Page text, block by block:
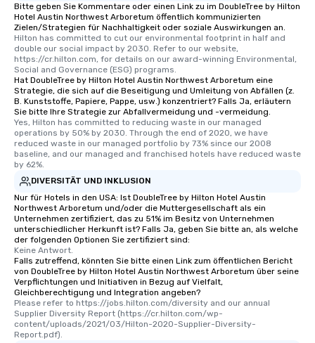
booked to the minute it concludes.
Since the menu is already set, you
have nothing to worry about. Just
remember to submit ahead of the tour
date any dietary restrictions and food
allergies for anyone in your group.
Feel Like a VIP at Each Stop With Lip
Smacking Foodie Tours, you and your
group members never have to worry
about waiting in line to get into a top
restaurant or being shown to a less
than desirable table. On our tours,
immediate seating upon arrival.
What’s more, your group may receive
a special warm welcome personally
from the restaurant chef. Menus can
be printed featuring your logo, too,
which can be an added bonus for all
those Instagram moments you share.
For added ease, we can even arrange
transportation pick-up and drop-off,
as well as an event photographer. And
Bitte geben Sie Kommentare oder einen Link zu im DoubleTree by Hilton
Hotel Austin Northwest Arboretum öffentlich kommunizierten
Zielen/Strategien für Nachhaltigkeit oder soziale Auswirkungen an.
Hilton has committed to cut our environmental footprint in half and
double our social impact by 2030. Refer to our website,
https://cr.hilton.com, for details on our award-winning Environmental,
Social and Governance (ESG) programs.
Hat DoubleTree by Hilton Hotel Austin Northwest Arboretum eine
Strategie, die sich auf die Beseitigung und Umleitung von Abfällen (z.
B. Kunststoffe, Papiere, Pappe, usw.) konzentriert? Falls Ja, erläutern
Sie bitte Ihre Strategie zur Abfallvermeidung und -vermeidung.
Yes, Hilton has committed to reducing waste in our managed
operations by 50% by 2030. Through the end of 2020, we have
reduced waste in our managed portfolio by 73% since our 2008
baseline, and our managed and franchised hotels have reduced waste
by 62%.
DIVERSITÄT UND INKLUSION
Nur für Hotels in den USA: Ist DoubleTree by Hilton Hotel Austin
Northwest Arboretum und/oder die Muttergesellschaft als ein
Unternehmen zertifiziert, das zu 51% im Besitz von Unternehmen
unterschiedlicher Herkunft ist? Falls Ja, geben Sie bitte an, als welche
der folgenden Optionen Sie zertifiziert sind:
Keine Antwort.
Falls zutreffend, könnten Sie bitte einen Link zum öffentlichen Bericht
von DoubleTree by Hilton Hotel Austin Northwest Arboretum über seine
Verpflichtungen und Initiativen in Bezug auf Vielfalt,
Gleichberechtigung und Integration angeben?
Please refer to https://jobs.hilton.com/diversity and our annual
Supplier Diversity Report (https://cr.hilton.com/wp-
content/uploads/2021/03/Hilton-2020-Supplier-Diversity-
Report.pdf).